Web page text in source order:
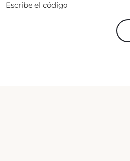
Escribe el código